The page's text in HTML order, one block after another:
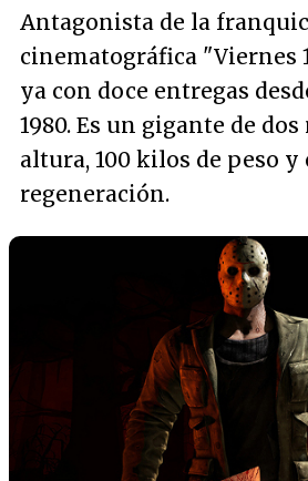
Antagonista de la
cinematográfica "Viernes
ya con doce entregas
1980. Es un gigante de
altura, 100 kilos de peso y
regeneración.